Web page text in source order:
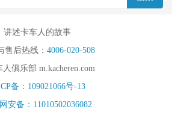
讲述卡车人的故事
售后热线： 4006-020-508
俱乐部 m.kacheren.com
备：109021066号-13
安备：11010502036082